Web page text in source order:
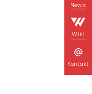
News
Wiki
Kontakt